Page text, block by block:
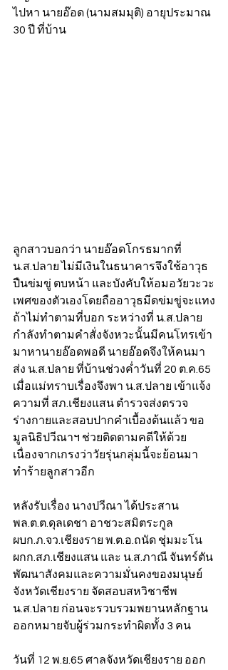
ไปหา นายอ๊อด (นามสมมุติ) อายุประมาณ
30 ปี ที่บ้าน
ลูกสาวบอกว่า นายอ๊อดโกรธมากที่
น.ส.ปลาย ไม่มีเงินในธนาคารจึงใช้อาวุธ
ปืนข่มขู่ ตบหน้า และบังคับให้อมอวัยวะวะ
เพศของตัวเองโดยถืออาวุธมีดข่มขู่จะแทง
ถ้าไม่ทำตามที่บอก ระหว่างที่ น.ส.ปลาย
กำลังทำตามคำสั่งจังหวะนั้นมีคนโทรเข้า
มาหานายอ๊อดพอดี นายอ๊อดจึงให้คนมา
ส่ง น.ส.ปลาย ที่บ้านช่วงค่ำวันที่ 20 ต.ค.65
เมื่อแม่ทราบเรื่องจึงพา น.ส.ปลาย เข้าแจ้ง
ความที่ สภ.เชียงแสน ตำรวจส่งตรวจ
ร่างกายและสอบปากคำเบื้องต้นแล้ว ขอ
มูลนิธิปวีณาฯ ช่วยติดตามคดีให้ด้วย
เนื่องจากเกรงว่าวัยรุ่นกลุ่มนี้จะย้อนมา
ทำร้ายลูกสาวอีก
หลังรับเรื่อง นางปวีณา ได้ประสาน
พล.ต.ต.ดุลเดชา อาชวะสมิตระกูล
ผบก.ภ.จว.เชียงราย พ.ต.อ.ถนัด ชุ่มมะโน
ผกก.สภ.เชียงแสน และ น.ส.ภาณี จันทร์ตัน
พัฒนาสังคมและความมั่นคงของมนุษย์
จังหวัดเชียงราย จัดสอบสหวิชาชีพ
น.ส.ปลาย ก่อนจะรวบรวมพยานหลักฐาน
ออกหมายจับผู้ร่วมกระทำผิดทั้ง 3 คน
วันที่ 12 พ.ย.65 ศาลจังหวัดเชียงราย ออก